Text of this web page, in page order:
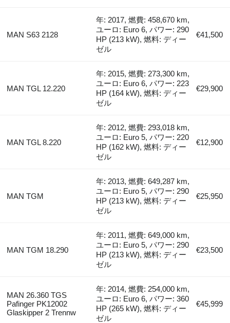
MAN S63 2128
年: 2017, 燃費: 458,670 km,
ユーロ: Euro 6, パワー: 290
HP (213 kW), 燃料: ディー
ゼル
€41,500
MAN TGL 12.220
年: 2015, 燃費: 273,300 km,
ユーロ: Euro 6, パワー: 223
HP (164 kW), 燃料: ディー
ゼル
€29,900
MAN TGL 8.220
年: 2012, 燃費: 293,018 km,
ユーロ: Euro 5, パワー: 220
HP (162 kW), 燃料: ディー
ゼル
€12,900
MAN TGM
年: 2013, 燃費: 649,287 km,
ユーロ: Euro 5, パワー: 290
HP (213 kW), 燃料: ディー
ゼル
€25,950
MAN TGM 18.290
年: 2011, 燃費: 649,000 km,
ユーロ: Euro 5, パワー: 290
HP (213 kW), 燃料: ディー
ゼル
€23,500
MAN 26.360 TGS
Pafinger PK12002
Glaskipper 2 Trennw
年: 2014, 燃費: 254,000 km,
ユーロ: Euro 6, パワー: 360
HP (265 kW), 燃料: ディー
ゼル
€45,999